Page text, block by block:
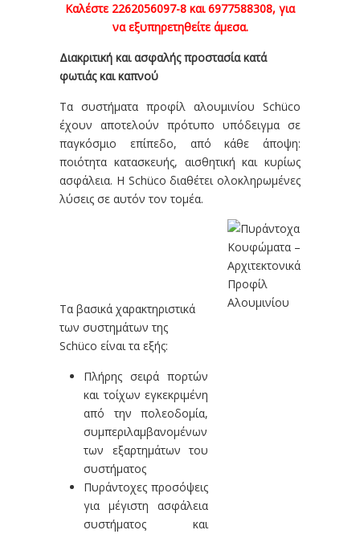
Καλέστε 2262056097-8 και 6977588308, για
να εξυπηρετηθείτε άμεσα.
Διακριτική και ασφαλής προστασία κατά
φωτιάς και καπνού
Τα συστήματα προφίλ αλουμινίου Schüco
έχουν αποτελούν πρότυπο υπόδειγμα σε
παγκόσμιο επίπεδο, από κάθε άποψη:
ποιότητα κατασκευής, αισθητική και κυρίως
ασφάλεια. Η Schüco διαθέτει ολοκληρωμένες
λύσεις σε αυτόν τον τομέα.
Τα βασικά χαρακτηριστικά
των συστημάτων της
Schüco είναι τα εξής:
Πλήρης σειρά πορτών
και τοίχων εγκεκριμένη
από την πολεοδομία,
συμπεριλαμβανομένων
των εξαρτημάτων του
συστήματος
Πυράντοχες προσόψεις
για μέγιστη ασφάλεια
συστήματος και